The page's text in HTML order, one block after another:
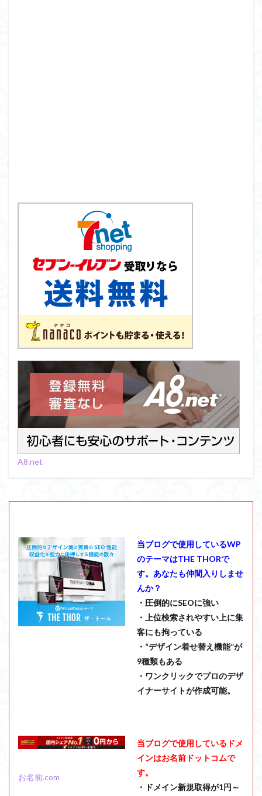
A8.net
当ブログで使用しているWP
のテーマはTHE THORで
す。あなたも仲間入りしませ
んか？
・圧倒的にSEOに強い
・上位検索されやすい上に集
客にも拘っている
・“デザイン着せ替え機能”が
9種類もある
・ワンクリックでプロのデザ
イナーサイトが作成可能。
お名前.com
当ブログで使用しているドメ
インはお名前ドットコムで
す。
・ドメイン新規取得が1円～